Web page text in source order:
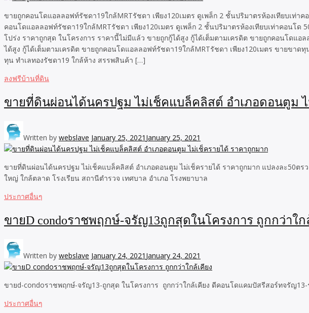
ขายถูกคอนโดแอลลอฟท์รัชดา19ใกล้MRTรัชดา เพียง120เมตร ดูเพล็ก 2 ชั้นปริมาตรห้องเทียบเท่
คอนโดแอลลอฟท์รัชดา19ใกล้MRTรัชดา เพียง120เมตร ดูเพล็ก 2 ชั้นปริมาตรห้องเทียบเท่าคอนโ
โปร่ง ราคาถูกสุด ในโครงการ ราคานี้ไม่มีแล้ว ขายถูกกู้ได้สูง กู้ได้เต็มตามเครดิต ขายถูกคอนโดแ
ได้สูง กู้ได้เต็มตามเครดิต ขายถูกคอนโดแอลลอฟท์รัชดา19ใกล้MRTรัชดา เพียง120เมตร ขายขา
ทุน ทำเลทองรัชดา19 ใกล้ห้าง สรรพสินค้า […]
ลงฟรีบ้านที่ดิน
ขายที่ดินผ่อนได้นครปฐม ไม่เช็คแบล็คลิสต์ อำเภอดอนตูม
Written by webslave January 25, 2021 January 25, 2021
ขายที่ดินผ่อนได้นครปฐม ไม่เช็คแบล็คลิสต์ อำเภอดอนตูม ไม่เช็ครายได้ ราคาถูกมาก แปลงละ50ต
ใหญ่ ใกล้ตลาด โรงเรียน สถานีตำรวจ เทศบาล อำเภอ โรงพยาบาล
ประกาศอื่นๆ
ขายD condoราชพฤกษ์-จรัญ13ถูกสุดในโครงการ ถูกกว่าใก
Written by webslave January 24, 2021 January 24, 2021
ขายd-condoราชพฤกษ์-จรัญ13-ถูกสุด ในโครงการ ถูกกว่าใกล้เคียง ดีคอนโดแคมปัสรีสอร์ทจรัญ13-
ประกาศอื่นๆ